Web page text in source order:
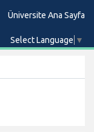
Üniversite Ana Sayfa
Select Language ▼